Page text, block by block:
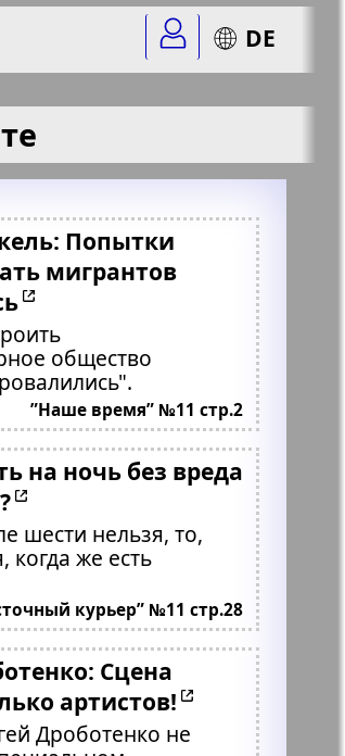
DE
Попытки
мигрантов
общество
”Наше время” №11 стр.2
на ночь без вреда
шести нельзя, то,
когда же есть
курьер” №11 стр.28
Сцена
артистов!
Дроботенко не